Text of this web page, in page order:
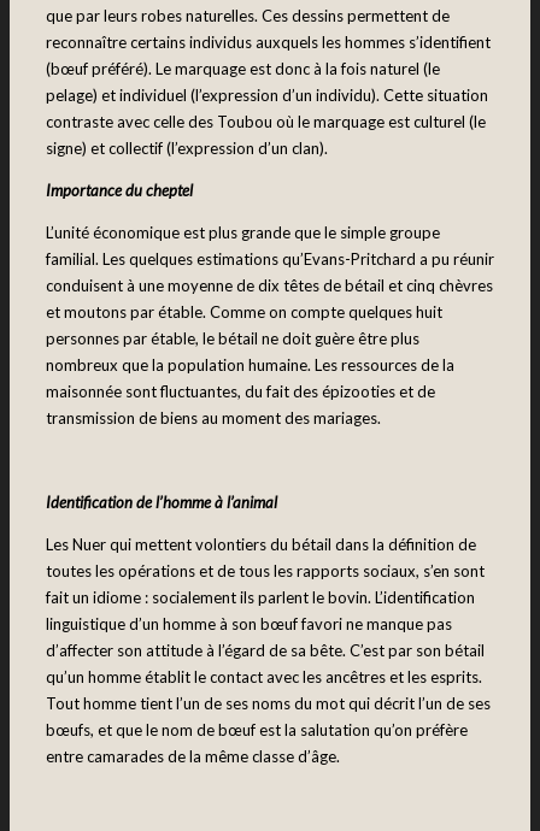
que par leurs robes naturelles. Ces dessins permettent de
reconnaître certains individus auxquels les hommes s’identifient
(bœuf préféré). Le marquage est donc à la fois naturel (le
pelage) et individuel (l’expression d’un individu). Cette situation
contraste avec celle des Toubou où le marquage est culturel (le
signe) et collectif (l’expression d’un clan).
Importance du cheptel
L’unité économique est plus grande que le simple groupe
familial. Les quelques estimations qu’Evans-Pritchard a pu réunir
conduisent à une moyenne de dix têtes de bétail et cinq chèvres
et moutons par étable. Comme on compte quelques huit
personnes par étable, le bétail ne doit guère être plus
nombreux que la population humaine. Les ressources de la
maisonnée sont fluctuantes, du fait des épizooties et de
transmission de biens au moment des mariages.
Identification de l’homme à l’animal
Les Nuer qui mettent volontiers du bétail dans la définition de
toutes les opérations et de tous les rapports sociaux, s’en sont
fait un idiome : socialement ils parlent le bovin. L’identification
linguistique d’un homme à son bœuf favori ne manque pas
d’affecter son attitude à l’égard de sa bête. C’est par son bétail
qu’un homme établit le contact avec les ancêtres et les esprits.
Tout homme tient l’un de ses noms du mot qui décrit l’un de ses
bœufs, et que le nom de bœuf est la salutation qu’on préfère
entre camarades de la même classe d’âge.